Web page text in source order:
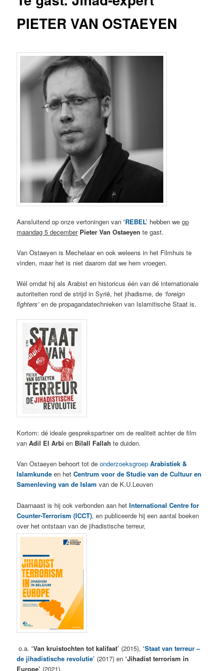
PIETER VAN OSTAEYEN
Aansluitend op onze vertoningen van‘REBEL’ hebben weop
maandag 5 december Pieter Van Ostaeyen te gast.
Van Ostaeyen is Mechelaar en ook weleens in het Filmhuis te
vinden, maar het is niet daarom dat we hem vroegen.
Wél omdat hij als Arabist en historicus één van dé internationale
autoriteiten rond de strijd in Syrië, het jihadisme, de ‘foreign
fighters’en de propagandatechnieken van Islamitische Staat is.
Kortom: dé ideale gesprekspartner om de realiteit achter de film
vanAdil El Arbi en Bilall Fallah te duiden.
Van Ostaeyen behoort tot deonderzoeksgroepArabistiek &
Islamkunde en hetCentrum voor de Studie van de Cultuur en
Samenleving van de Islam van de K.U.Leuven
Daarnaast is hij ook verbonden aan hetInternational Centre for
Counter-Terrorism (ICCT), en publiceerde hij een aantal boeken
over het ontstaan van de jihadistische terreur,
o.a.‘Van kruistochten tot kalifaat’ (2015),‘Staat van terreur –
de jihadistische revolutie’ (2017) en‘Jihadist terrorism in
Europe’ (2021).